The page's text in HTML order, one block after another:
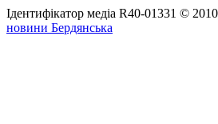
Ідентифікатор медіа R40-01331 ©
новини Бердянська